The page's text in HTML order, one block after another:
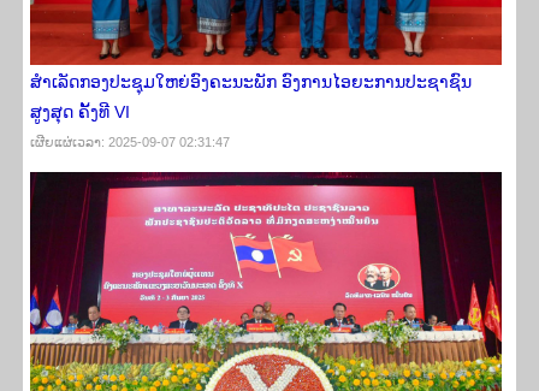
ສຳເລັດກອງປະຊຸມໃຫຍ່ອົງຄະນະພັກ ອົງການໄອຍະການປະຊາຊົນ
ສູງສຸດ ຄັ້ງທີ VI
ເຜີຍ​ແຜ່​ເວ​ລາ: 2025-09-07 02:31:47